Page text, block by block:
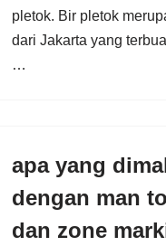
pletok. Bir pletok
dari Jakarta yang
…
apa yang
dengan man
dan zone